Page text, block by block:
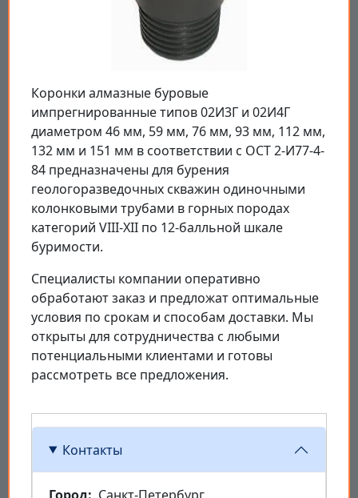
Коронки алмазные буровые
импрегнированные типов 02И3Г и 02И4Г
диаметром 46 мм, 59 мм, 76 мм, 93 мм, 112 мм,
132 мм и 151 мм в соответствии с ОСТ 2-И77-4-
84 предназначены для бурения
геологоразведочных скважин одиночными
колонковыми трубами в горных породах
категорий VIII-XII по 12-балльной шкале
буримости.
Специалисты компании оперативно
обработают заказ и предложат оптимальные
условия по срокам и способам доставки. Мы
открыты для сотрудничества с любыми
потенциальными клиентами и готовы
рассмотреть все предложения.
Контакты